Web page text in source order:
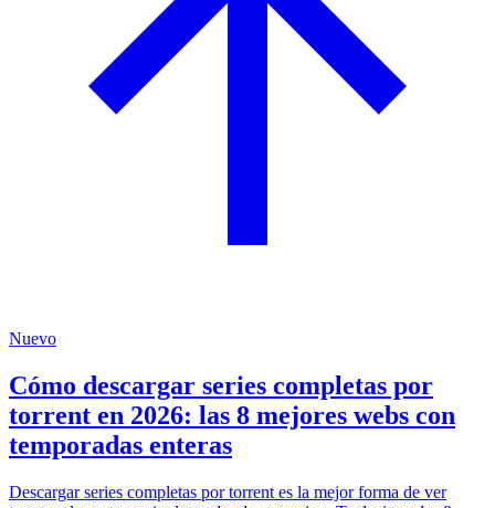
Nuevo
Cómo descargar series completas por
torrent en 2026: las 8 mejores webs con
temporadas enteras
Descargar series completas por torrent es la mejor forma de ver